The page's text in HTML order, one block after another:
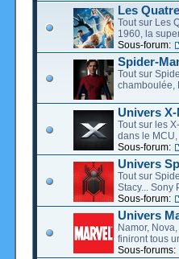
Les
Tout sur Les
1960, la
Sous-forum:
Spider-
Tout sur
chamboulée,
Univers X-
Tout sur les
dans le MCU,
Sous-forum:
Univers
Tout sur
Stacy... Sony
Sous-forum:
Univers
Namor,
finiront tous
Sous-forums: